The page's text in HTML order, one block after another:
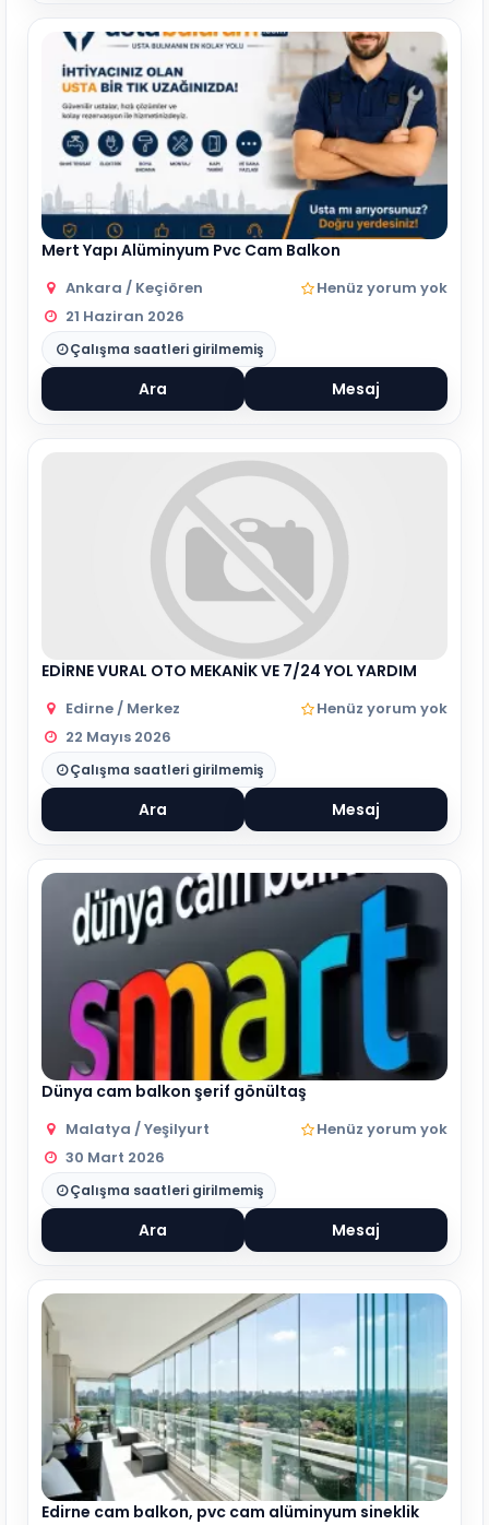
Mert Yapı Alüminyum Pvc Cam Balkon
Ankara / Keçiören
Henüz yorum yok
21 Haziran 2026
Çalışma saatleri girilmemiş
Ara Mesaj
EDİRNE VURAL OTO MEKANİK VE 7/24 YOL YARDIM
Edirne / Merkez
Henüz yorum yok
22 Mayıs 2026
Çalışma saatleri girilmemiş
Ara Mesaj
Dünya cam balkon şerif gönültaş
Malatya / Yeşilyurt
Henüz yorum yok
30 Mart 2026
Çalışma saatleri girilmemiş
Ara Mesaj
Edirne cam balkon, pvc cam alüminyum sineklik